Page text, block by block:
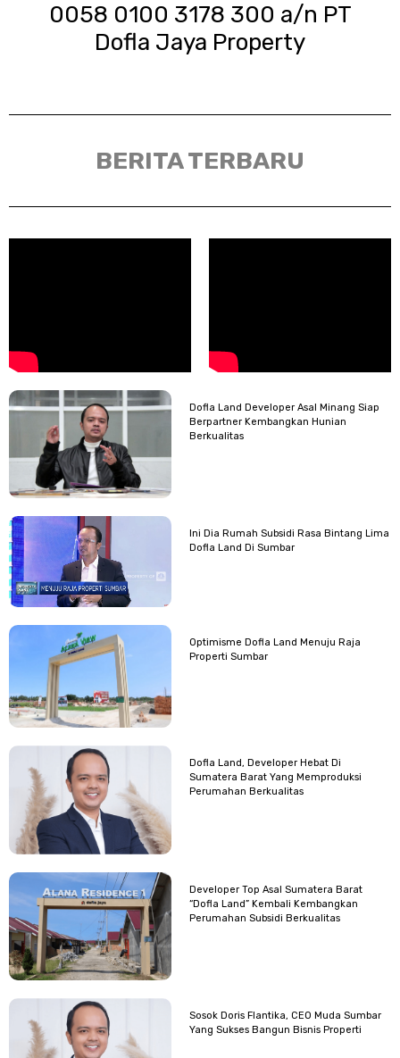
0058 0100 3178 300 a/n PT
Dofla Jaya Property
BERITA TERBARU
Dofla Land Developer Asal Minang Siap
Berpartner Kembangkan Hunian
Berkualitas
Ini Dia Rumah Subsidi Rasa Bintang Lima
Dofla Land Di Sumbar
Optimisme Dofla Land Menuju Raja
Properti Sumbar
Dofla Land, Developer Hebat Di
Sumatera Barat Yang Memproduksi
Perumahan Berkualitas
Developer Top Asal Sumatera Barat
“Dofla Land” Kembali Kembangkan
Perumahan Subsidi Berkualitas
Sosok Doris Flantika, CEO Muda Sumbar
Yang Sukses Bangun Bisnis Properti